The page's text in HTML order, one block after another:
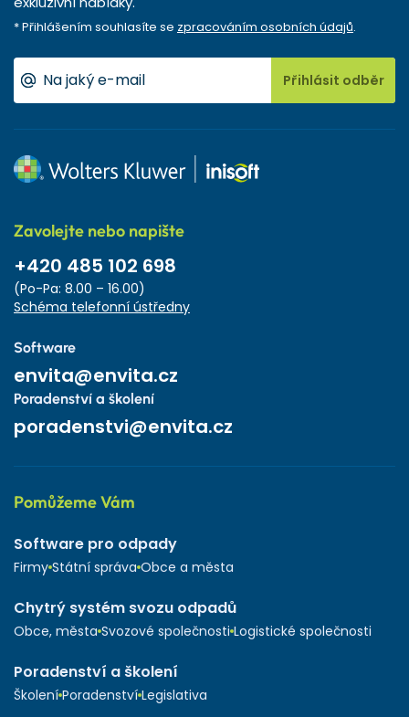
* Přihlášením souhlasíte se zpracováním osobních údajů.
Přihlásit odběr
Zavolejte nebo napište
+420 485 102 698
(Po-Pa: 8.00 – 16.00)
Schéma telefonní ústředny
Software
envita@envita.cz
Poradenství a školení
poradenstvi@envita.cz
Pomůžeme Vám
Software pro odpady
Firmy Státní správa Obce a města
Chytrý systém svozu odpadů
Obce, města Svozové společnosti Logistické společnosti
Poradenství a školení
Školení Poradenství Legislativa